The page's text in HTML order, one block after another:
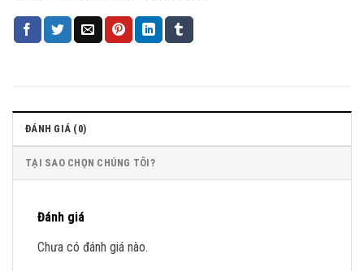
ĐÁNH GIÁ (0)
TẠI SAO CHỌN CHÚNG TÔI?
Đánh giá
Chưa có đánh giá nào.